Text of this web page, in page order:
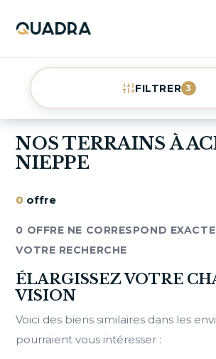
FILTRER 3
NOS TERRAINS À
NIEPPE
0 offre
0 OFFRE NE CORRESPOND
VOTRE RECHERCHE
ÉLARGISSEZ VOTRE
VISION
Voici des biens similaires dans les
pourraient vous intéresser :